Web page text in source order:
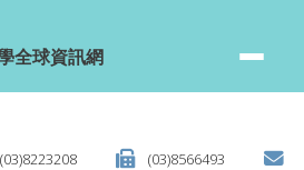
民小學全球資訊網
全球資訊網
(03)8223208
(03)8566493